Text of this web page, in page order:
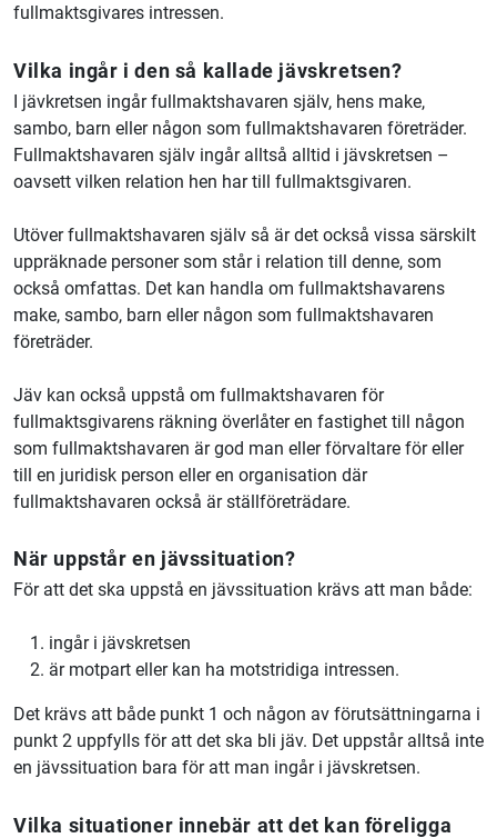
fullmaktsgivares intressen.
Vilka ingår i den så kallade jävskretsen?
I jävkretsen ingår fullmaktshavaren själv, hens make,
sambo, barn eller någon som fullmaktshavaren företräder.
Fullmaktshavaren själv ingår alltså alltid i jävskretsen –
oavsett vilken relation hen har till fullmaktsgivaren.
Utöver fullmaktshavaren själv så är det också vissa särskilt
uppräknade personer som står i relation till denne, som
också omfattas. Det kan handla om fullmaktshavarens
make, sambo, barn eller någon som fullmaktshavaren
företräder.
Jäv kan också uppstå om fullmaktshavaren för
fullmaktsgivarens räkning överlåter en fastighet till någon
som fullmaktshavaren är god man eller förvaltare för eller
till en juridisk person eller en organisation där
fullmaktshavaren också är ställföreträdare.
När uppstår en jävssituation?
För att det ska uppstå en jävssituation krävs att man både:
ingår i jävskretsen
är motpart eller kan ha motstridiga intressen.
Det krävs att både punkt 1 och någon av förutsättningarna i
punkt 2 uppfylls för att det ska bli jäv. Det uppstår alltså inte
en jävssituation bara för att man ingår i jävskretsen.
Vilka situationer innebär att det kan föreligga